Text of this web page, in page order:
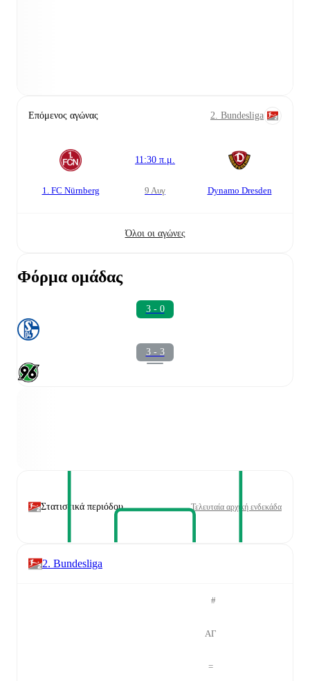
Επόμενος αγώνας 2. Bundesliga
1. FC Nürnberg
11:30 π.μ.
9 Αυγ Dynamo Dresden
Όλοι οι αγώνες
Φόρμα ομάδας
3 - 0
3 - 3
Στατιστικά περιόδου Τελευταία αρχική ενδεκάδα
2. Bundesliga
#
ΑΓ
=